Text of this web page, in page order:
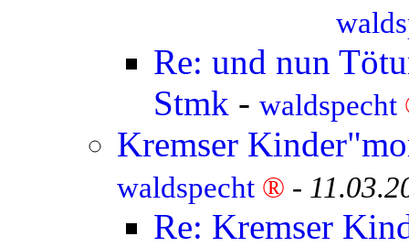
Re: und nun
Stmk - waldspecht
Kremser
waldspecht ® -
Re: Kremser